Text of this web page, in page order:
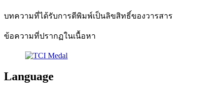
บทความที่ได้รับการตีพิมพ์เป็นลิขสิทธิ์ของวารสาร
ข้อความที่ปรากฏในเนื้อหา
Language